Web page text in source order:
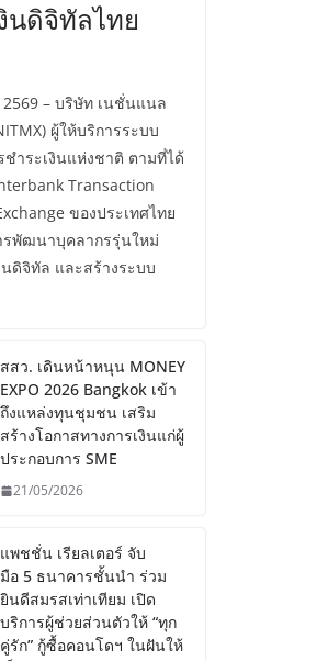
นดิจิทัลไทย
– บริษัท เนชั่นแนล
ผู้ให้บริการระบบ
ำระเงินแห่งชาติ ตามที่ได้
Transaction
ของประเทศไทย
พัฒนาบุคลากรรุ่นใหม่
ดิจิทัล และสร้างระบบ
สสว. เดินหน้าหนุน MONEY
EXPO 2026 Bangkok เข้า
ถึงแหล่งทุนชุมชน เสริม
สร้างโอกาสทางการเงินแก่ผู้
ประกอบการ SME
21/05/2026
แพชชั่น เรียลเตอร์ จับ
มือ 5 ธนาคารชั้นนำ ร่วม
ยินดีสมรสเท่าเทียม เปิด
บริการผู้ช่วยส่วนตัวให้ “ทุก
คู่รัก” กู้ซื้อคอนโดฯ ในฝันให้